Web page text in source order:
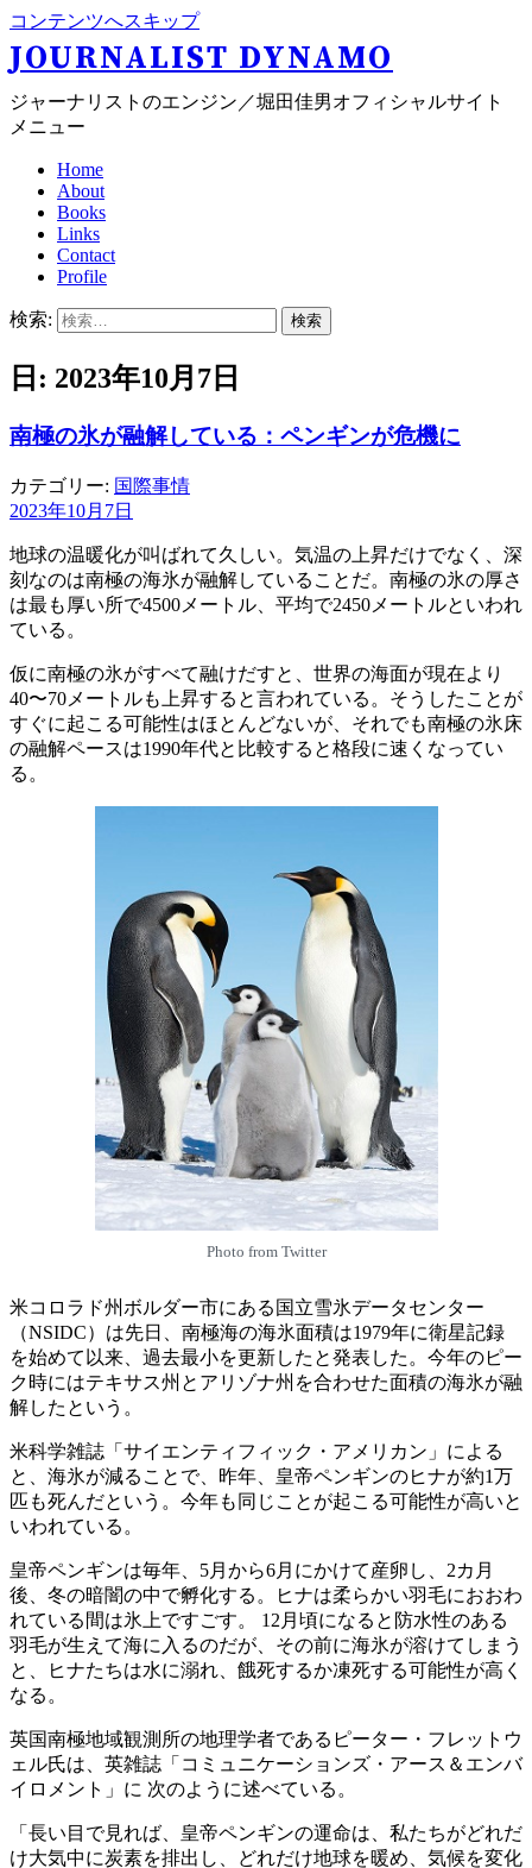
コンテンツへスキップ
JOURNALIST DYNAMO
ジャーナリストのエンジン／堀田佳男オフィシャルサイト
メニュー
Home
About
Books
Links
Contact
Profile
検索:
日: 2023年10月7日
南極の氷が融解している：ペンギンが危機に
カテゴリー: 国際事情
2023年10月7日
地球の温暖化が叫ばれて久しい。気温の上昇だけでなく、深
刻なのは南極の海氷が融解していることだ。南極の氷の厚さ
は最も厚い所で4500メートル、平均で2450メートルといわれ
ている。
仮に南極の氷がすべて融けだすと、世界の海面が現在より
40〜70メートルも上昇すると言われている。そうしたことが
すぐに起こる可能性はほとんどないが、それでも南極の氷床
の融解ペースは1990年代と比較すると格段に速くなってい
る。
Photo from Twitter
米コロラド州ボルダー市にある国立雪氷データセンター
（NSIDC）は先日、南極海の海氷面積は1979年に衛星記録
を始めて以来、過去最小を更新したと発表した。今年のピー
ク時にはテキサス州とアリゾナ州を合わせた面積の海氷が融
解したという。
米科学雑誌「サイエンティフィック・アメリカン」による
と、海氷が減ることで、昨年、皇帝ペンギンのヒナが約1万
匹も死んだという。今年も同じことが起こる可能性が高いと
いわれている。
皇帝ペンギンは毎年、5月から6月にかけて産卵し、2カ月
後、冬の暗闇の中で孵化する。ヒナは柔らかい羽毛におおわ
れている間は氷上ですごす。 12月頃になると防水性のある
羽毛が生えて海に入るのだが、その前に海氷が溶けてしまう
と、ヒナたちは水に溺れ、餓死するか凍死する可能性が高く
なる。
英国南極地域観測所の地理学者であるピーター・フレットウ
ェル氏は、英雑誌「コミュニケーションズ・アース＆エンバ
イロメント」に 次のように述べている。
「長い目で見れば、皇帝ペンギンの運命は、私たちがどれだ
け大気中に炭素を排出し、どれだけ地球を暖め、気候を変化